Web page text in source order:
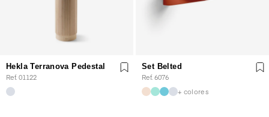
Hekla Terranova Pedestal
Ref. 01122
Set Belted
Ref. 6076
+ colores